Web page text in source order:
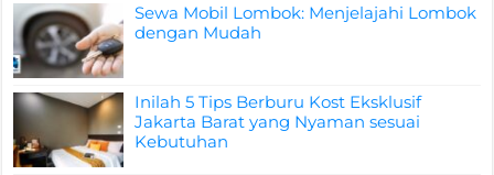
Sewa Mobil Lombok: Menjelajahi Lombok
dengan Mudah
Inilah 5 Tips Berburu Kost Eksklusif
Jakarta Barat yang Nyaman sesuai
Kebutuhan